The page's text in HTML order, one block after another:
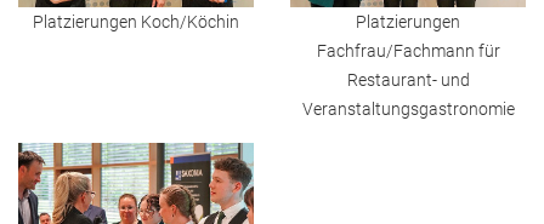
Platzierungen Koch/Köchin
Platzierungen
Fachfrau/Fachmann für
Restaurant- und
Veranstaltungsgastronomie